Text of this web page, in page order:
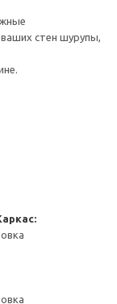
стен шурупы,